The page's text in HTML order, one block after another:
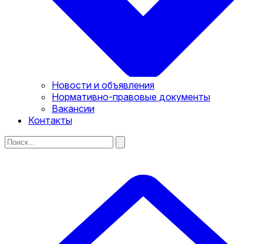
Новости и объявления
Нормативно-правовые документы
Вакансии
Контакты